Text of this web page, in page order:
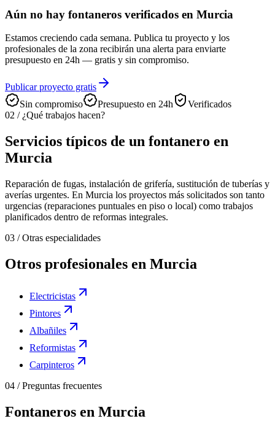
Aún no hay fontaneros verificados en Murcia
Estamos creciendo cada semana. Publica tu proyecto y los
profesionales de la zona recibirán una alerta para enviarte
presupuesto en 24h — gratis y sin compromiso.
Publicar proyecto gratis
Sin compromiso
Presupuesto en 24h
Verificados
02 / ¿Qué trabajos hacen?
Servicios típicos de un fontanero en
Murcia
Reparación de fugas, instalación de grifería, sustitución de tuberías y
averías urgentes. En Murcia los proyectos más solicitados son tanto
urgencias (reparaciones puntuales en piso o local) como trabajos
planificados dentro de reformas integrales.
03 /Otras especialidades
Otros profesionales en Murcia
Electricistas
Pintores
Albañiles
Reformistas
Carpinteros
04 /Preguntas frecuentes
Fontaneros en Murcia